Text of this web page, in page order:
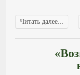
Читать далее...